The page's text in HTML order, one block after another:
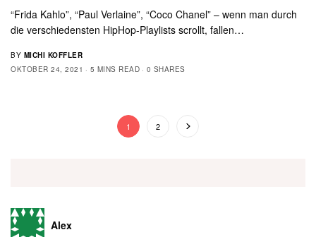
“Frida Kahlo”, “Paul Verlaine”, “Coco Chanel” – wenn man durch
die verschiedensten HipHop-Playlists scrollt, fallen…
BY MICHI KOFFLER
OKTOBER 24, 2021
5 MINS READ 0 SHARES
1 2
Alex